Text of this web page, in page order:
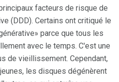
facteurs de risque de
(DDD). Certains ont critiqué le
parce que tous les
avec le temps. C'est une
de vieillissement. Cependant,
les disques dégénèrent